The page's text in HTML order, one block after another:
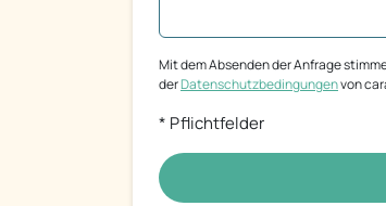
Mit dem Absenden der Anfrage
derDatenschutzbedingungenvon
* Pflichtfelder